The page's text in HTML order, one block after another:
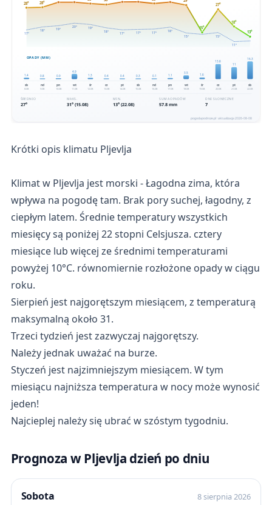
Krótki opis klimatu Pljevlja
Klimat w Pljevlja jest morski - Łagodna zima, która
wpływa na pogodę tam. Brak pory suchej, łagodny, z
ciepłym latem. Średnie temperatury wszystkich
miesięcy są poniżej 22 stopni Celsjusza. cztery
miesiące lub więcej ze średnimi temperaturami
powyżej 10°C. równomiernie rozłożone opady w ciągu
roku.
Sierpień jest najgorętszym miesiącem, z temperaturą
maksymalną około 31.
Trzeci tydzień jest zazwyczaj najgorętszy.
Należy jednak uważać na burze.
Styczeń jest najzimniejszym miesiącem. W tym
miesiącu najniższa temperatura w nocy może wynosić
jeden!
Najcieplej należy się ubrać w szóstym tygodniu.
Prognoza w Pljevlja dzień po dniu
Sobota 8 sierpnia 2026